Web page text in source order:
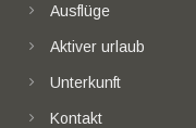
Ausflüge
Aktiver urlaub
Unterkunft
Kontakt